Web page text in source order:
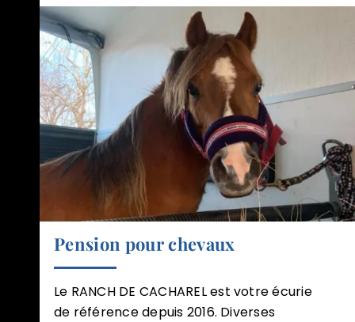
Pension pour chevaux
Le RANCH DE CACHAREL est votre écurie
de référence depuis 2016. Diverses